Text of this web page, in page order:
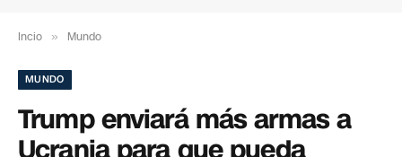
Incio » Mundo
MUNDO
Trump enviará más armas a